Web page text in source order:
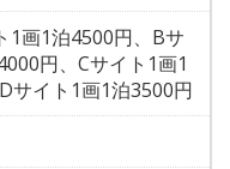
1画1泊4500円、Bサ
円、Cサイト1画1
サイト1画1泊3500円